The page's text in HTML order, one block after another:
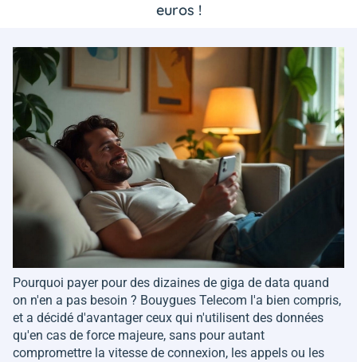
euros !
Pourquoi payer pour des dizaines de giga de data quand
on n'en a pas besoin ? Bouygues Telecom l'a bien compris,
et a décidé d'avantager ceux qui n'utilisent des données
qu'en cas de force majeure, sans pour autant
compromettre la vitesse de connexion, les appels ou les